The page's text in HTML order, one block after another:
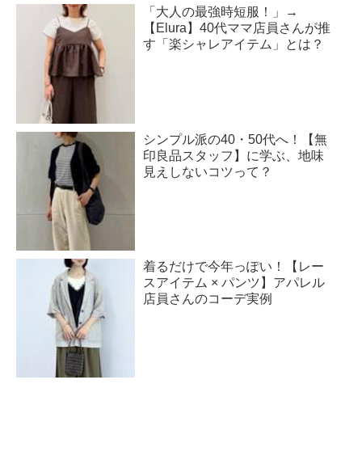
「大人の最強時短服！」→
【Elura】40代ママ店員さんが推
す「楽シャレアイテム」とは？
シンプル派の40・50代へ！【無
印良品スタッフ】に学ぶ、地味
見えしないコツって？
着るだけで今年っぽい！【レー
スアイテム × パンツ】アパレル
店員さんのコーデ実例